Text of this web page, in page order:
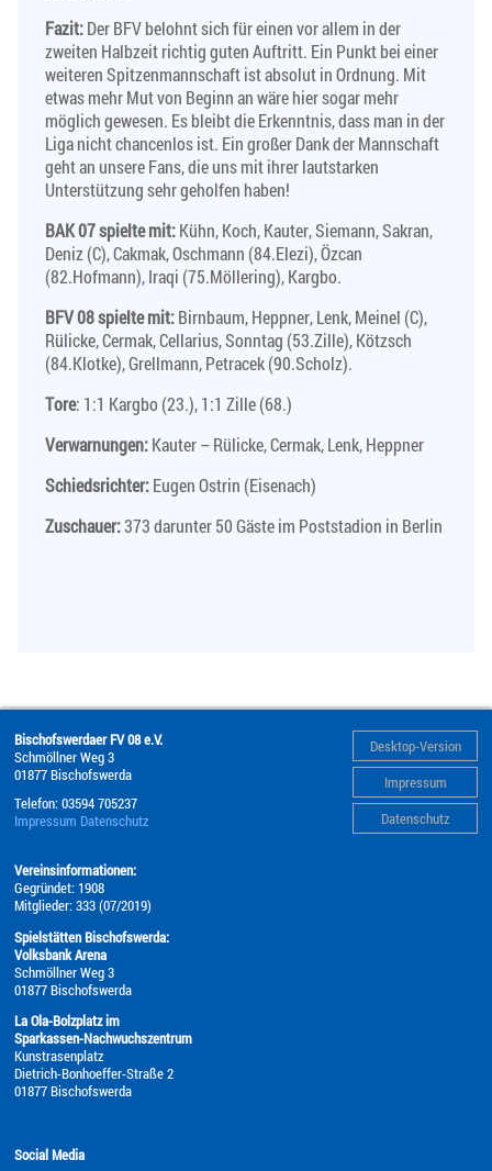
Fazit:Der BFV belohnt sich für einen vor allem in der
zweiten Halbzeit richtig guten Auftritt. Ein Punkt bei einer
weiteren Spitzenmannschaft ist absolut in Ordnung. Mit
etwas mehr Mut von Beginn an wäre hier sogar mehr
möglich gewesen. Es bleibt die Erkenntnis, dass man in der
Liga nicht chancenlos ist. Ein großer Dank der Mannschaft
geht an unsere Fans, die uns mit ihrer lautstarken
Unterstützung sehr geholfen haben!
BAK 07 spielte mit:Kühn, Koch, Kauter, Siemann, Sakran,
Deniz (C), Cakmak, Oschmann (84.Elezi), Özcan
(82.Hofmann), Iraqi (75.Möllering), Kargbo.
BFV 08 spielte mit:Birnbaum, Heppner, Lenk, Meinel (C),
Rülicke, Cermak, Cellarius, Sonntag (53.Zille), Kötzsch
(84.Klotke), Grellmann, Petracek (90.Scholz).
Tore: 1:1 Kargbo (23.), 1:1 Zille (68.)
Verwarnungen:Kauter – Rülicke, Cermak, Lenk, Heppner
Schiedsrichter:Eugen Ostrin (Eisenach)
Zuschauer:373 darunter 50 Gäste im Poststadion in Berlin
Desktop-Version
Impressum
Datenschutz
Bischofswerdaer FV 08 e.V.
Schmöllner Weg 3
01877 Bischofswerda
Telefon:03594 705237
Impressum Datenschutz
Vereinsinformationen:
Gegründet: 1908
Mitglieder: 333 (07/2019)
Spielstätten Bischofswerda:
Volksbank Arena
Schmöllner Weg 3
01877 Bischofswerda
La Ola-Bolzplatz im
Sparkassen-Nachwuchszentrum
Kunstrasenplatz
Dietrich-Bonhoeffer-Straße 2
01877 Bischofswerda
Social Media